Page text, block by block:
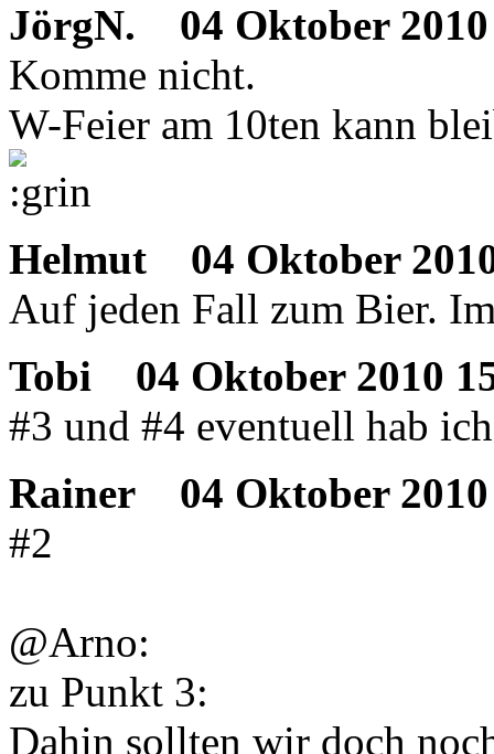
JörgN.
04 Oktober
Komme nicht.
W-Feier am 10ten kann
Helmut
04 Oktober
Auf jeden Fall zum Bier.
Tobi
04 Oktober 2010
#3 und #4 eventuell hab
Rainer
04 Oktober
#2
@Arno:
zu Punkt 3:
Dahin sollten wir doch